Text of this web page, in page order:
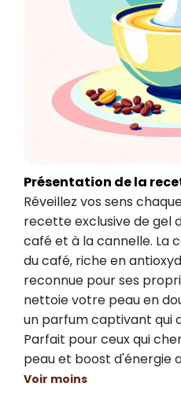
Présentation de la
Réveillez vos sens
recette exclusive de gel
café et à la cannelle. La
du café, riche en
reconnue pour ses
nettoie votre peau en
un parfum captivant qui
Parfait pour ceux qui
peau et boost d'énergie
Voir moins